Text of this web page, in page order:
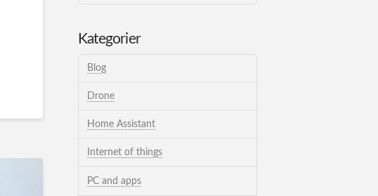
Kategorier
Blog
Drone
Home Assistant
Internet of things
PC and apps